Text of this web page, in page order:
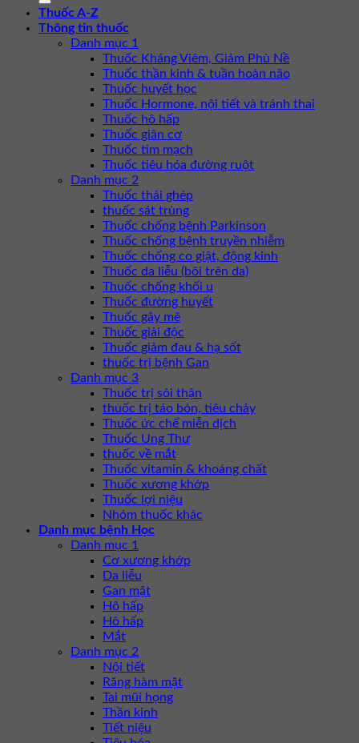
Thuốc A-Z
Thông tin thuốc
Danh mục 1
Thuốc Kháng Viêm, Giảm Phù Nề
Thuốc thần kinh & tuần hoàn não
Thuốc huyết học
Thuốc Hormone, nội tiết và tránh thai
Thuốc hô hấp
Thuốc giãn cơ
Thuốc tim mạch
Thuốc tiêu hóa đường ruột
Danh mục 2
Thuốc thải ghép
thuốc sát trùng
Thuốc chống bệnh Parkinson
Thuốc chống bệnh truyền nhiễm
Thuốc chống co giật, động kinh
Thuốc da liễu (bôi trên da)
Thuốc chống khối u
Thuốc đường huyết
Thuốc gây mê
Thuốc giải độc
Thuốc giảm đau & hạ sốt
thuốc trị bệnh Gan
Danh mục 3
Thuốc trị sỏi thận
thuốc trị táo bón, tiêu chảy
Thuốc ức chế miễn dịch
Thuốc Ung Thư
thuốc về mắt
Thuốc vitamin & khoáng chất
Thuốc xương khớp
Thuốc lợi niệu
Nhóm thuốc khác
Danh mục bệnh Học
Danh mục 1
Cơ xương khớp
Da liễu
Gan mật
Hô hấp
Hô hấp
Mắt
Danh mục 2
Nội tiết
Răng hàm mặt
Tai mũi họng
Thần kinh
Tiết niệu